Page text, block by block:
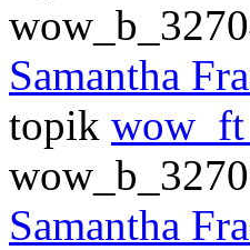
Samantha
topik
Samantha